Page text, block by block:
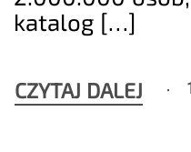
katalog […]
CZYTAJ DALEJ